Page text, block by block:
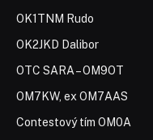
OK1TNM Rudo
OK2JKD Dalibor
OTC SARA – OM9OT
OM7KW, ex OM7AAS
Contestový tím OM0A